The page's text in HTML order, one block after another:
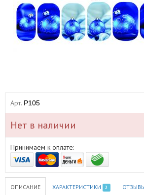
Арт. P105
Нет в наличии
Принимаем к оплате:
ОПИСАНИЕ ХАРАКТЕРИСТИКИ 2